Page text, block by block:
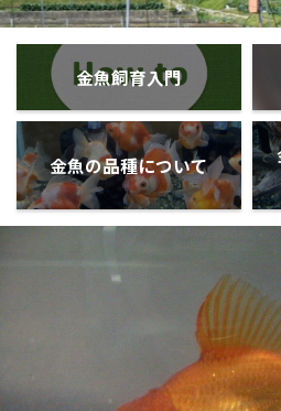
金魚飼育入門
金魚の品種について